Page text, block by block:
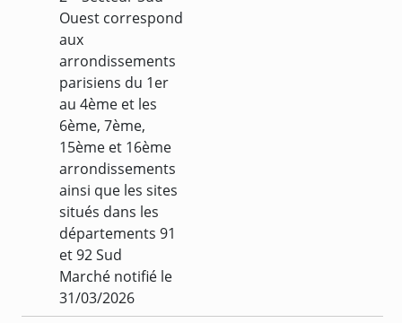
Ouest correspond
aux
arrondissements
parisiens du 1er
au 4ème et les
6ème, 7ème,
15ème et 16ème
arrondissements
ainsi que les sites
situés dans les
départements 91
et 92 Sud
Marché notifié le
31/03/2026